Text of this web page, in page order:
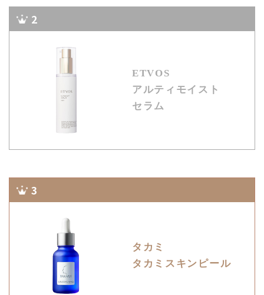
2
ETVOS
アルティモイスト
セラム
3
タカミ
タカミスキンピール